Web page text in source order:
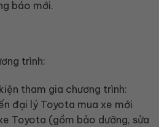
báo mới.
trình:
tham gia chương trình:
đại lý Toyota mua xe mới
Toyota (gồm bảo dưỡng, sửa